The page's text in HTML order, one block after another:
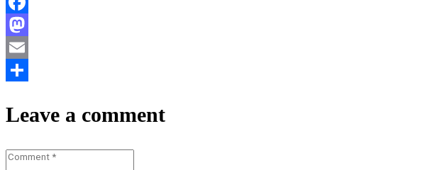
Facebook
Mastodon
Email
Leave a comment